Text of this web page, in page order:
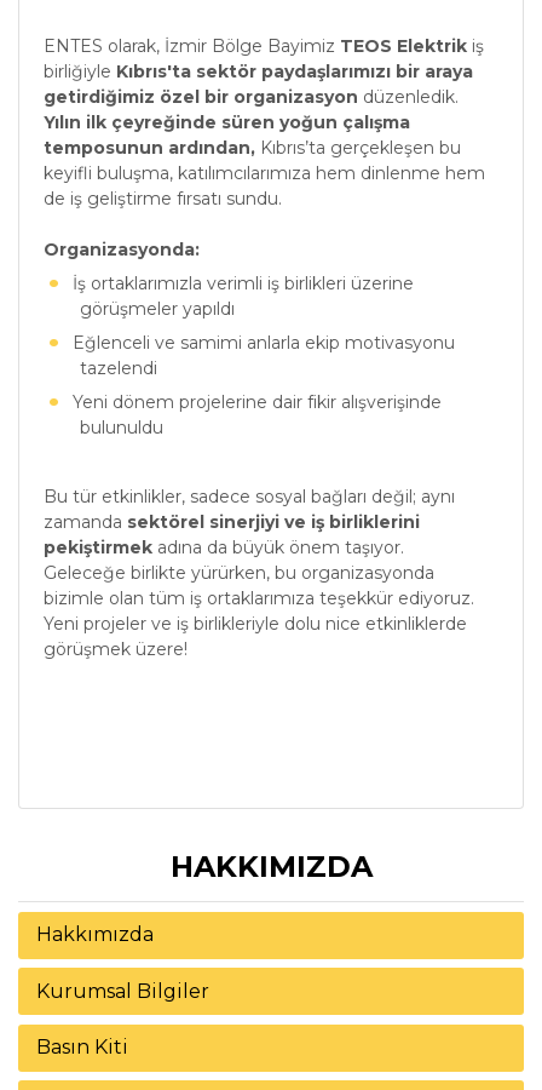
ENTES olarak, İzmir Bölge Bayimiz TEOS Elektrik iş
birliğiyle Kıbrıs'ta sektör paydaşlarımızı bir araya
getirdiğimiz özel bir organizasyon düzenledik.
Yılın ilk çeyreğinde süren yoğun çalışma
temposunun ardından, Kıbrıs’ta gerçekleşen bu
keyifli buluşma, katılımcılarımıza hem dinlenme hem
de iş geliştirme fırsatı sundu.
Organizasyonda:
İş ortaklarımızla verimli iş birlikleri üzerine
görüşmeler yapıldı
Eğlenceli ve samimi anlarla ekip motivasyonu
tazelendi
Yeni dönem projelerine dair fikir alışverişinde
bulunuldu
Bu tür etkinlikler, sadece sosyal bağları değil; aynı
zamanda sektörel sinerjiyi ve iş birliklerini
pekiştirmek adına da büyük önem taşıyor.
Geleceğe birlikte yürürken, bu organizasyonda
bizimle olan tüm iş ortaklarımıza teşekkür ediyoruz.
Yeni projeler ve iş birlikleriyle dolu nice etkinliklerde
görüşmek üzere!
HAKKIMIZDA
Hakkımızda
Kurumsal Bilgiler
Basın Kiti